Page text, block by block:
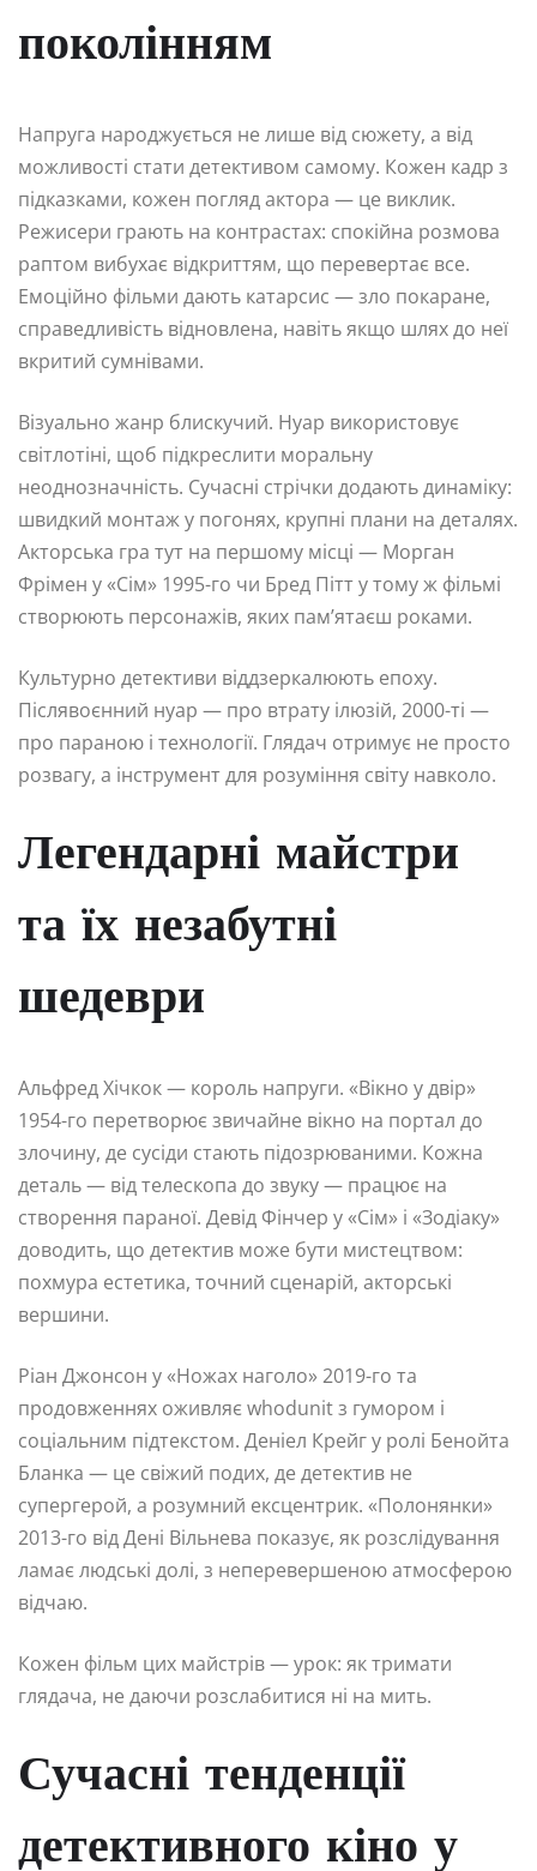
поколінням
Напруга народжується не лише від сюжету, а від
можливості стати детективом самому. Кожен кадр з
підказками, кожен погляд актора — це виклик.
Режисери грають на контрастах: спокійна розмова
раптом вибухає відкриттям, що перевертає все.
Емоційно фільми дають катарсис — зло покаране,
справедливість відновлена, навіть якщо шлях до неї
вкритий сумнівами.
Візуально жанр блискучий. Нуар використовує
світлотіні, щоб підкреслити моральну
неоднозначність. Сучасні стрічки додають динаміку:
швидкий монтаж у погонях, крупні плани на деталях.
Акторська гра тут на першому місці — Морган
Фрімен у «Сім» 1995-го чи Бред Пітт у тому ж фільмі
створюють персонажів, яких пам’ятаєш роками.
Культурно детективи віддзеркалюють епоху.
Післявоєнний нуар — про втрату ілюзій, 2000-ті —
про параною і технології. Глядач отримує не просто
розвагу, а інструмент для розуміння світу навколо.
Легендарні майстри
та їх незабутні
шедеври
Альфред Хічкок — король напруги. «Вікно у двір»
1954-го перетворює звичайне вікно на портал до
злочину, де сусіди стають підозрюваними. Кожна
деталь — від телескопа до звуку — працює на
створення параної. Девід Фінчер у «Сім» і «Зодіаку»
доводить, що детектив може бути мистецтвом:
похмура естетика, точний сценарій, акторські
вершини.
Ріан Джонсон у «Ножах наголо» 2019-го та
продовженнях оживляє whodunit з гумором і
соціальним підтекстом. Деніел Крейг у ролі Бенойта
Бланка — це свіжий подих, де детектив не
супергерой, а розумний ексцентрик. «Полонянки»
2013-го від Дені Вільнева показує, як розслідування
ламає людські долі, з неперевершеною атмосферою
відчаю.
Кожен фільм цих майстрів — урок: як тримати
глядача, не даючи розслабитися ні на мить.
Сучасні тенденції
детективного кіно у